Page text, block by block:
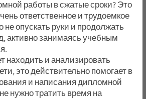
работы в сжатые сроки? Это
ответственное и трудоемкое
не опускать руки и продолжать
активно занимаясь учебным
находить и анализировать
это действительно помогает в
и написания дипломной
нужно тратить время на